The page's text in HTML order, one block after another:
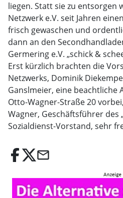
liegen. Statt sie zu entsorgen
Netzwerk e.V. seit Jahren
frisch gewaschen und
dann an den
Germering e.V. „schick &
Erst kürzlich brachten die
Netzwerks, Dominik
Ganslmeier, eine beachtliche
Otto-Wagner-Straße 20
Wagner, Geschäftsführer des
Sozialdienst-Vorstand, sehr
email